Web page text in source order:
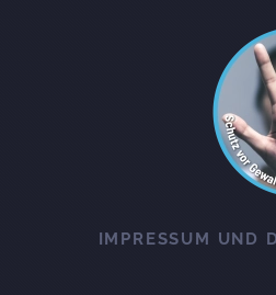
IMPRESSUM UND